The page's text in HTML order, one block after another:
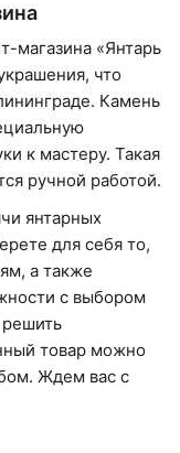
магазина «Янтарь
что
Камень
к мастеру. Такая
ручной работой.
янтарных
для себя то,
а также
с выбором
товар можно
Ждем вас с